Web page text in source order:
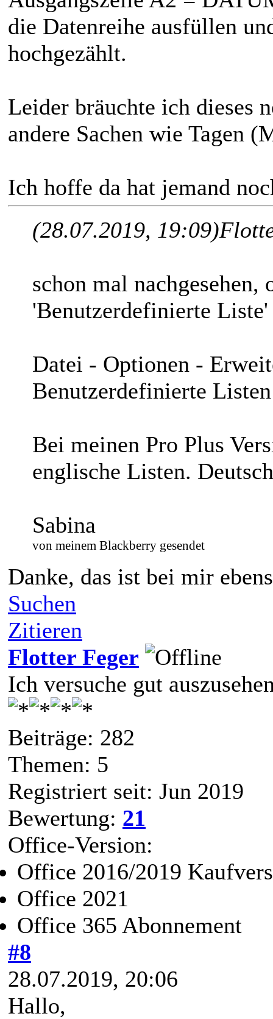
die Datenreihe ausfüllen
hochgezählt.
Leider bräuchte ich dieses
andere Sachen wie Tagen
Ich hoffe da hat jemand
(28.07.2019, 19:09)
schon mal nachgesehen,
'Benutzerdefinierte
Datei - Optionen -
Benutzerdefinierte
Bei meinen Pro Plus
englische Listen.
Sabina
von meinem Blackberry gesendet
Danke, das ist bei mir
Suchen
Zitieren
Flotter Feger
Ich versuche gut
Beiträge: 282
Themen: 5
Registriert seit: Jun 2019
Bewertung: 21
Office-Version:
Office 2016/2019
Office 2021
Office 365 Abonnement
#8
28.07.2019, 20:06
Hallo,